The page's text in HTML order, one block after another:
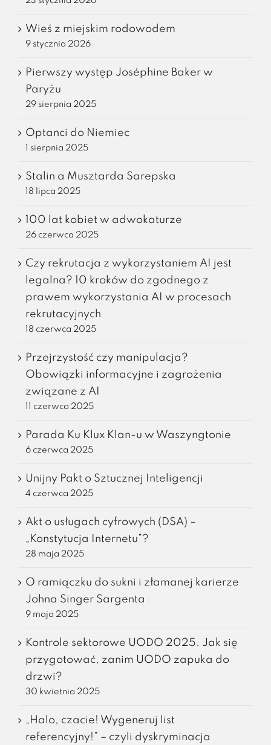
Wieś z miejskim rodowodem
9 stycznia 2026
Pierwszy występ Joséphine Baker w
Paryżu
29 sierpnia 2025
Optanci do Niemiec
1 sierpnia 2025
Stalin a Musztarda Sarepska
18 lipca 2025
100 lat kobiet w adwokaturze
26 czerwca 2025
Czy rekrutacja z wykorzystaniem AI jest
legalna? 10 kroków do zgodnego z
prawem wykorzystania AI w procesach
rekrutacyjnych
18 czerwca 2025
Przejrzystość czy manipulacja?
Obowiązki informacyjne i zagrożenia
związane z AI
11 czerwca 2025
Parada Ku Klux Klan-u w Waszyngtonie
6 czerwca 2025
Unijny Pakt o Sztucznej Inteligencji
4 czerwca 2025
Akt o usługach cyfrowych (DSA) –
„Konstytucja Internetu”?
28 maja 2025
O ramiączku do sukni i złamanej karierze
Johna Singer Sargenta
9 maja 2025
Kontrole sektorowe UODO 2025. Jak się
przygotować, zanim UODO zapuka do
drzwi?
30 kwietnia 2025
„Halo, czacie! Wygeneruj list
referencyjny!” – czyli dyskryminacja